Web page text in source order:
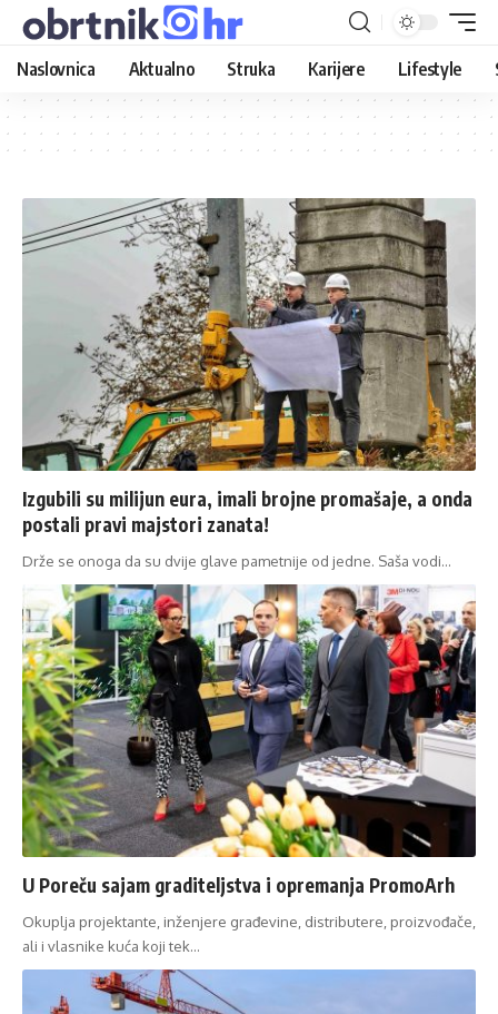
Naslovnica Aktualno Struka Karijere Lifestyle
Izgubili su milijun eura, imali brojne promašaje, a onda
postali pravi majstori zanata!
Drže se onoga da su dvije glave pametnije od jedne. Saša vodi…
U Poreču sajam graditeljstva i opremanja PromoArh
Okuplja projektante, inženjere građevine, distributere, proizvođače,
ali i vlasnike kuća koji tek…